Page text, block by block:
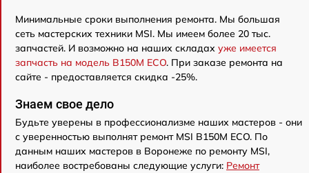
Минимальные сроки выполнения ремонта. Мы большая
сеть мастерских техники MSI. Мы имеем более 20 тыс.
запчастей. И возможно на наших складах уже имеется
запчасть на модель B150M ECO. При заказе ремонта на
сайте - предоставляется скидка -25%.
Знаем свое дело
Будьте уверены в профессионализме наших мастеров - они
с уверенностью выполнят ремонт MSI B150M ECO. По
данным наших мастеров в Воронеже по ремонту MSI,
наиболее востребованы следующие услуги: Ремонт